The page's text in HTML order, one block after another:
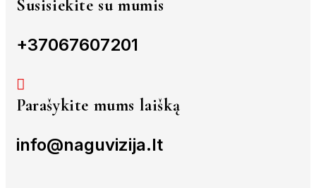
Susisiekite su mumis
+37067607201
Parašykite mums laišką
info@naguvizija.lt